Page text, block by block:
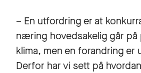
– En utfordring er at
næring hovedsakelig går på
klima, men en forandring er
Derfor har vi sett på